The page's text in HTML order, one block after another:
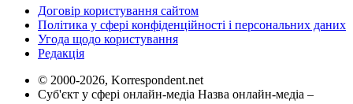
Договір користування сайтом
Політика у сфері конфіденційності і персональних даних
Угода щодо користування
Редакція
© 2000-2026, Korrespondent.net
Суб'єкт у сфері онлайн-медіа Назва онлайн-медіа –